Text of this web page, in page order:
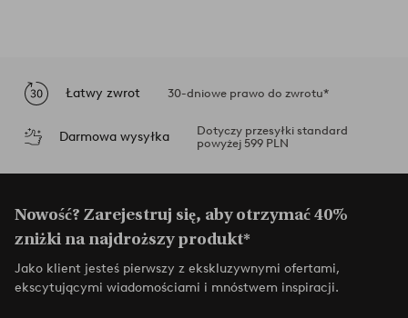
Łatwy zwrot 30-dniowe prawo do zwrotu*
Darmowa wysyłka
Dotyczy przesyłki standard
powyżej 599 PLN
Nowość? Zarejestruj się, aby otrzymać 40%
zniżki na najdroższy produkt*
Jako klient jesteś pierwszy z ekskluzywnymi ofertami,
ekscytującymi wiadomościami i mnóstwem inspiracji.